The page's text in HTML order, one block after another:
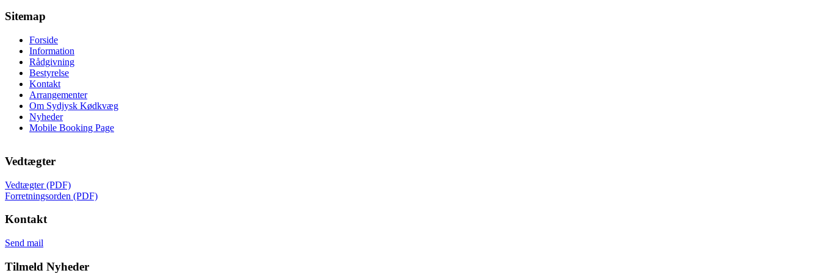
Sitemap
Forside
Information
Rådgivning
Bestyrelse
Kontakt
Arrangementer
Om Sydjysk Kødkvæg
Nyheder
Mobile Booking Page
Vedtægter
Vedtægter (PDF)
Forretningsorden (PDF)
Kontakt
Send mail
Tilmeld Nyheder